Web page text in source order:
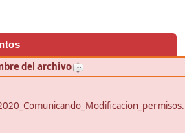
del archivo